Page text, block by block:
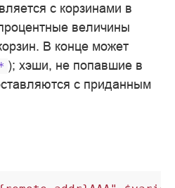
с корзинами в
величины
В конце может
); хэши, не попавшие в
с приданным